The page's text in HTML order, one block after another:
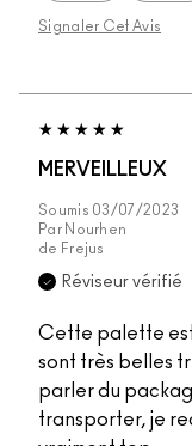
Signaler Cet Avis
MERVEILLEUX
Soumis 03/07/2023
Par Nourhen
de Frejus
Réviseur vérifié
Cette palette est
sont très belles
parler du
transporter, je